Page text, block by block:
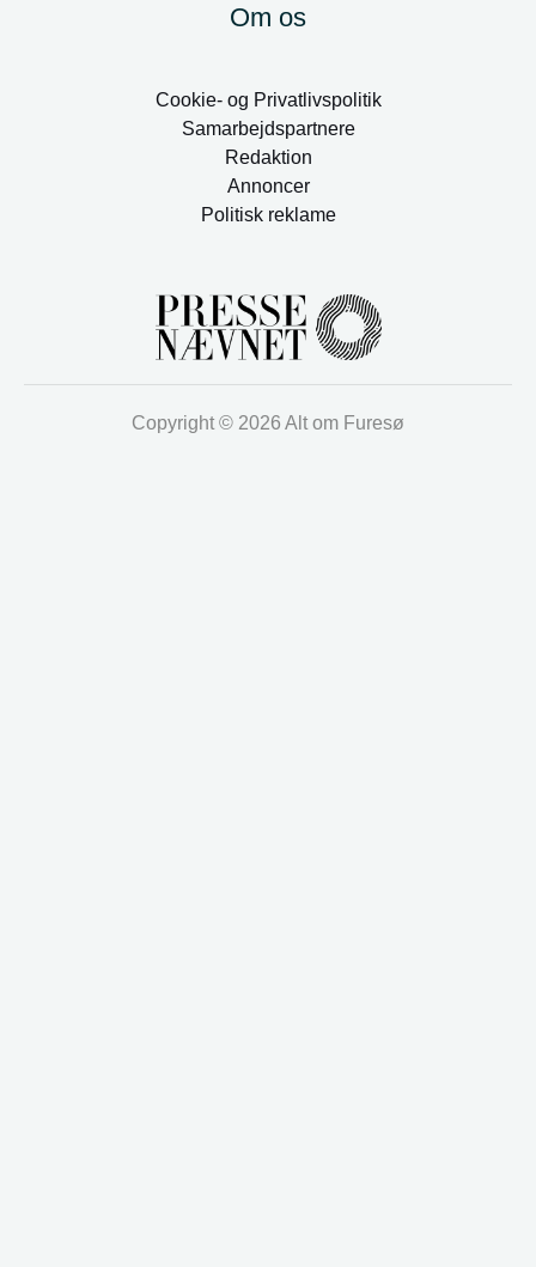
Om os
Cookie- og Privatlivspolitik
Samarbejdspartnere
Redaktion
Annoncer
Politisk reklame
Copyright © 2026 Alt om Furesø